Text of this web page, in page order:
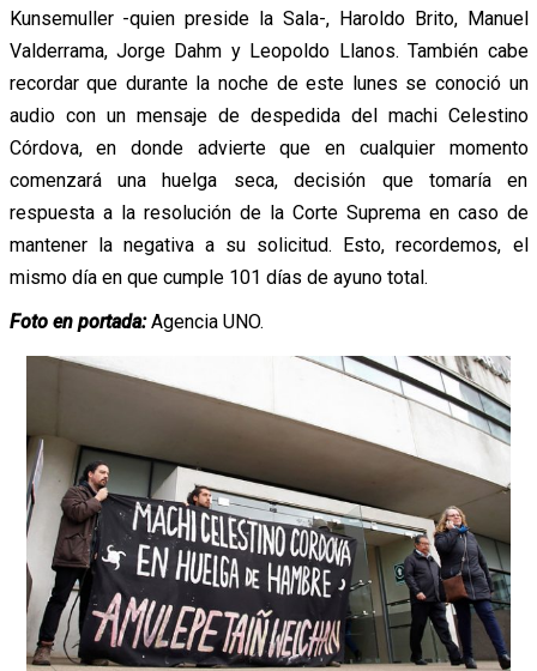
Kunsemuller -quien preside la Sala-, Haroldo Brito, Manuel
Valderrama, Jorge Dahm y Leopoldo Llanos.También cabe
recordar que durante la noche de este lunes se conoció un
audio con un mensaje de despedida del machi Celestino
Córdova, en donde advierte que en cualquier momento
comenzará una huelga seca, decisión que tomaría en
respuesta a la resolución de la Corte Suprema en caso de
mantener la negativa a su solicitud. Esto, recordemos, el
mismo día en que cumple 101 días de ayuno total.
Foto en portada:Agencia UNO.